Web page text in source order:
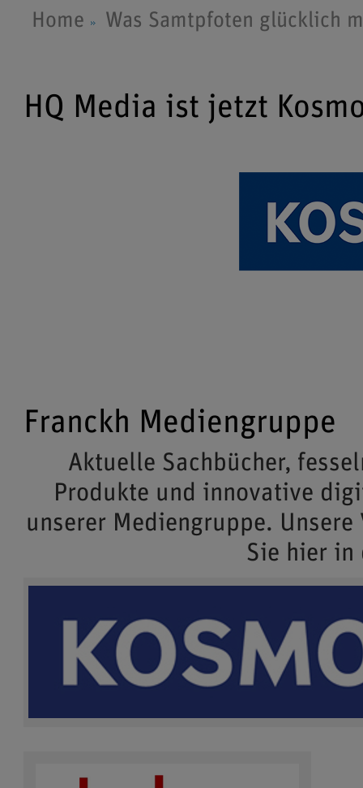
Home Was Samtpfoten glücklich
HQ Media ist jetzt
Franckh Mediengruppe
Aktuelle Sachbücher,
Produkte und innovative
unserer Mediengruppe.
Sie hier in